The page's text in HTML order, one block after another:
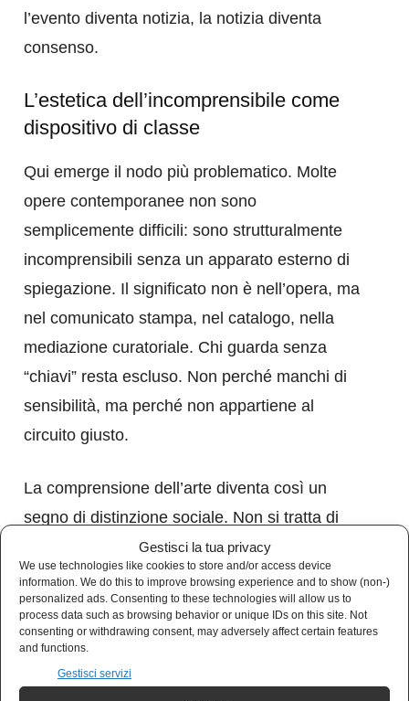
Gestisci la tua privacy
We use technologies like cookies to store and/or access device
information. We do this to improve browsing experience and to show (non-)
personalized ads. Consenting to these technologies will allow us to
process data such as browsing behavior or unique IDs on this site. Not
consenting or withdrawing consent, may adversely affect certain features
and functions.
Gestisci servizi
l’evento diventa notizia, la notizia diventa
consenso.
L’estetica dell’incomprensibile come
dispositivo di classe
Qui emerge il nodo più problematico. Molte
opere contemporanee non sono
semplicemente difficili: sono strutturalmente
incomprensibili senza un apparato esterno di
spiegazione. Il significato non è nell’opera, ma
nel comunicato stampa, nel catalogo, nella
mediazione curatoriale. Chi guarda senza
“chiavi” resta escluso. Non perché manchi di
sensibilità, ma perché non appartiene al
circuito giusto.
La comprensione dell’arte diventa così un
segno di distinzione sociale. Non si tratta di
educazione estetica, ma di appartenenza.
Capire equivale a dimostrare di far parte di
un’élite culturale che si auto-legittima
spiegando ciò che, da solo, non comunica